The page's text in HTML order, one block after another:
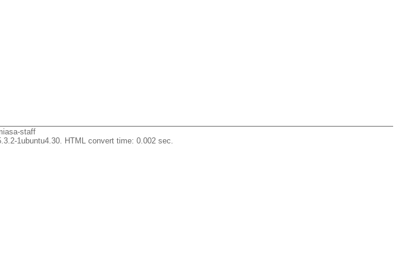
staff
1ubuntu4.30. HTML convert time: 0.002 sec.